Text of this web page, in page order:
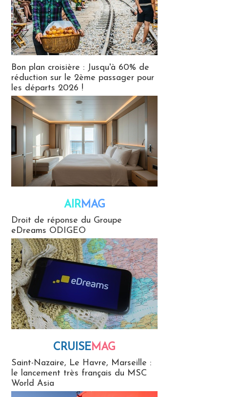
Bon plan croisière : Jusqu'à 60% de
réduction sur le 2ème passager pour
les départs 2026 !
AIRMAG
Droit de réponse du Groupe
eDreams ODIGEO
CRUISEMAG
Saint-Nazaire, Le Havre, Marseille :
le lancement très français du MSC
World Asia